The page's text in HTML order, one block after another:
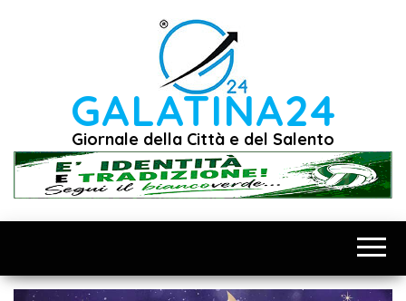
GALATINA24
Giornale della Città e del Salento